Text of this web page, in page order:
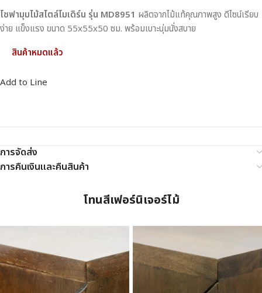
โซฟามุมไม้สไตล์โมเดิร์น รุ่น MD8951 ผลิตจากไม้แท้คุณภาพสูง ดีไซน์เรียบ
ง่าย แข็งแรง ขนาด 55x55x50 ซม. พร้อมเบาะนุ่มนั่งสบาย
สินค้าหมดแล้ว
Add to Line
การจัดส่ง
การคืนเงินและคืนสินค้า
โทนสีเฟอร์นิเจอร์ไม้